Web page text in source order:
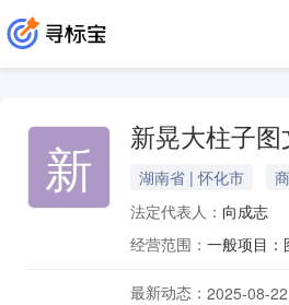
新 新晃大柱子图
湖南省 | 怀化市
法定代表人： 向成志
经营范围：
最新动态： 2025-08-